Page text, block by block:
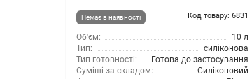
Немає в наявності Код товару: 6831
Об'єм:
10 л
Тип:
силіконова
Тип готовності:
Готова до застосування
Суміші за складом:
Силіконовий